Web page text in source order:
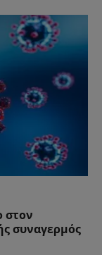
στον
συναγερμός